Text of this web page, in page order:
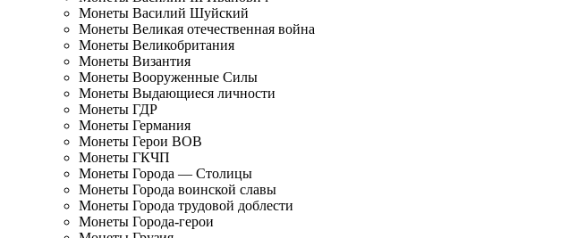
Монеты Василий Шуйский
Монеты Великая отечественная война
Монеты Великобритания
Монеты Византия
Монеты Вооруженные Силы
Монеты Выдающиеся личности
Монеты ГДР
Монеты Германия
Монеты Герои ВОВ
Монеты ГКЧП
Монеты Города — Столицы
Монеты Города воинской славы
Монеты Города трудовой доблести
Монеты Города-герои